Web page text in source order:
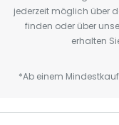
jederzeit möglich über
finden oder über
erhalten
*Ab einem